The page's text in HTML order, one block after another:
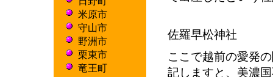
米原市
守山市
野洲市
栗東市
竜王町
佐羅早松神社
ここで越前の愛発
記しますと、美濃